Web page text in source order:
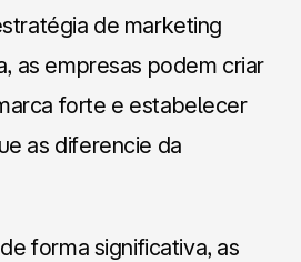
de marketing
as empresas podem criar
forte e estabelecer
as diferencie da
forma significativa, as